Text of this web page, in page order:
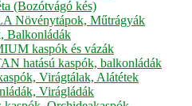
(Bozótvágó kés)
Növénytápok, Műtrágyák
Balkonládák
kaspók és vázák
hatású kaspók, balkonládák
Virágtálak, Alátétek
Virágládák